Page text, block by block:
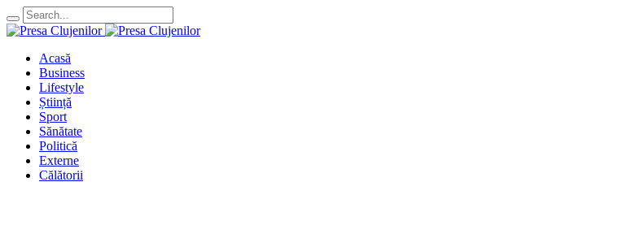
Acasă
Business
Lifestyle
Știință
Sport
Sănătate
Politică
Externe
Călătorii